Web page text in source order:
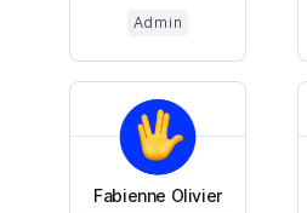
Admin
Fabienne Olivier